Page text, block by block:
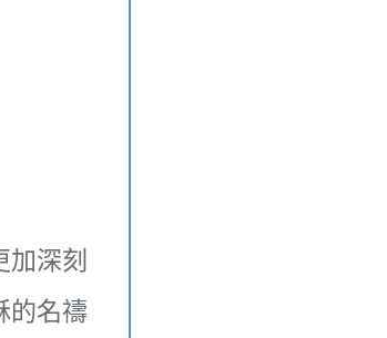
加深刻
的名禱